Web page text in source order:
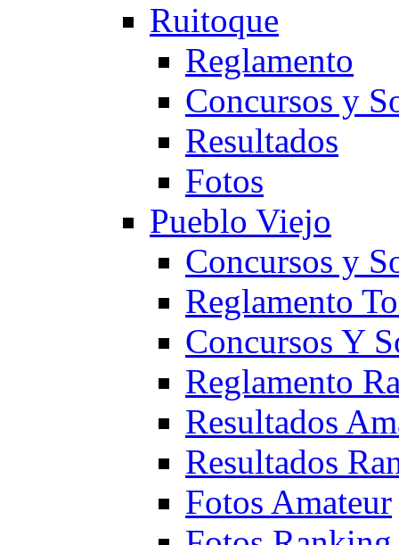
Ruitoque
Reglamento
Concursos y
Resultados
Fotos
Pueblo Viejo
Concursos y
Reglamento
Concursos Y
Reglamento
Resultados
Resultados
Fotos Amateur